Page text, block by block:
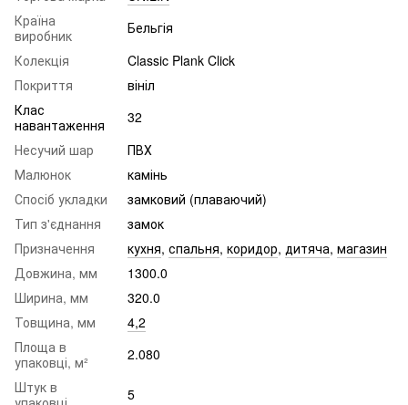
Країна
виробник
Бельгія
Колекція
Classic Plank Click
Покриття
вініл
Клас
навантаження
32
Несучий шар
ПВХ
Малюнок
камінь
Спосіб укладки
замковий (плаваючий)
Тип з'єднання
замок
Призначення
кухня, спальня, коридор, дитяча, магазин
Довжина, мм
1300.0
Ширина, мм
320.0
Товщина, мм
4,2
Площа в
упаковці, м²
2.080
Штук в
5